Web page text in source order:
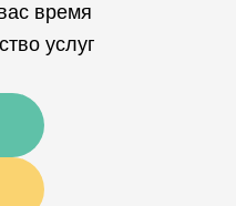
время
услуг